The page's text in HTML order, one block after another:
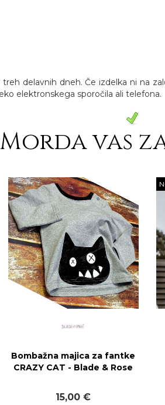
delavnih dneh. Če izdelka ni na
elektronskega sporočila ali telefona.
Morda vas
Bombažna majica za fantke
CRAZY CAT - Blade & Rose
15,00 €